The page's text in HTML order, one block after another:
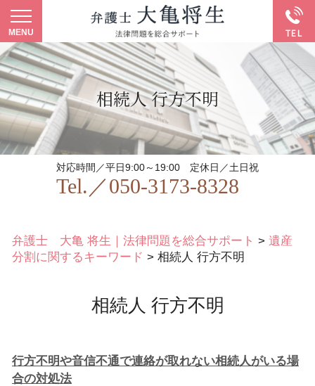
相続人 行方不明
対応時間／平日9:00～19:00 定休日／土日祝
Tel.／050-3173-8328
弁護士 大亀 将生｜法律問題を総合サポート > 遺産
分割に関するキーワード > 相続人 行方不明
相続人 行方不明
行方不明や音信不通で連絡が取れない相続人がいる場
合の対処法